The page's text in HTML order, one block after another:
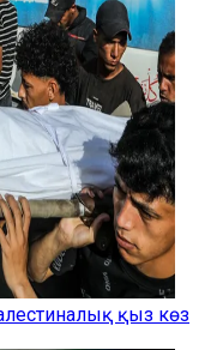
қыз көз